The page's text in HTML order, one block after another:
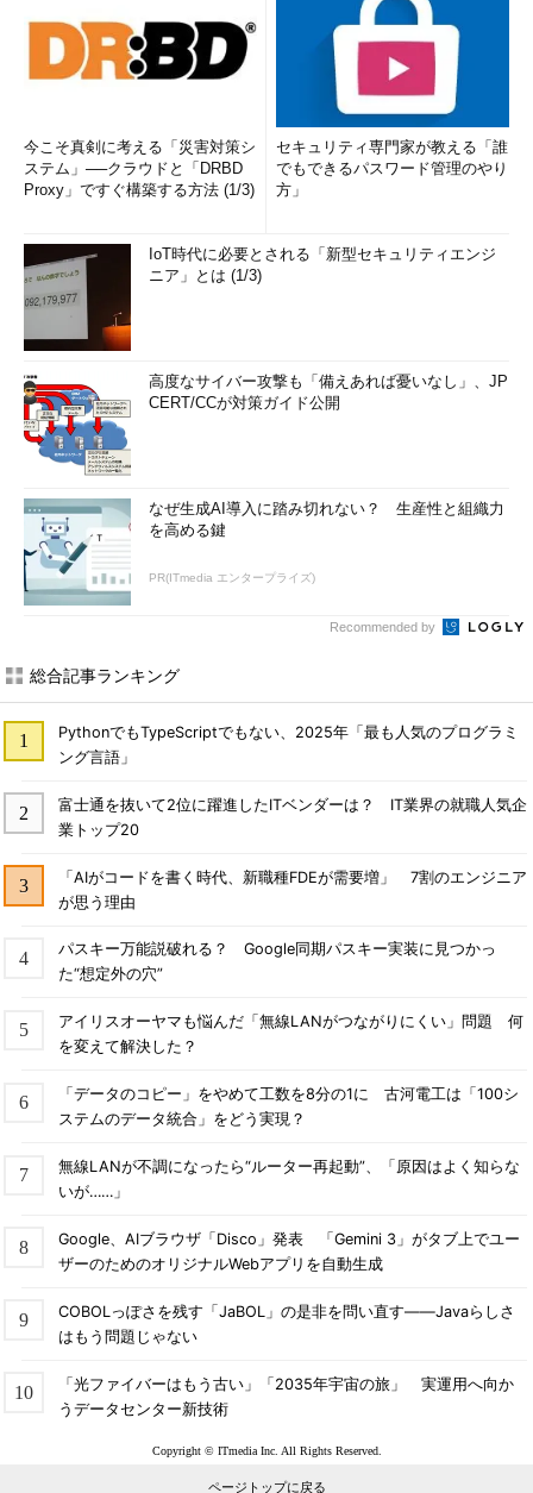
今こそ真剣に考える「災害対策シ
ステム」──クラウドと「DRBD
Proxy」ですぐ構築する方法 (1/3)
セキュリティ専門家が教える「誰
でもできるパスワード管理のやり
方」
IoT時代に必要とされる「新型セキュリティエンジ
ニア」とは (1/3)
高度なサイバー攻撃も「備えあれば憂いなし」、JP
CERT/CCが対策ガイド公開
なぜ生成AI導入に踏み切れない？ 生産性と組織力
を高める鍵
PR(ITmedia エンタープライズ)
Recommended by
総合記事ランキング
PythonでもTypeScriptでもない、2025年「最も人気のプログラミ
ング言語」
富士通を抜いて2位に躍進したITベンダーは？ IT業界の就職人気企
業トップ20
「AIがコードを書く時代、新職種FDEが需要増」 7割のエンジニア
が思う理由
パスキー万能説破れる？ Google同期パスキー実装に見つかっ
た“想定外の穴”
アイリスオーヤマも悩んだ「無線LANがつながりにくい」問題 何
を変えて解決した？
「データのコピー」をやめて工数を8分の1に 古河電工は「100シ
ステムのデータ統合」をどう実現？
無線LANが不調になったら“ルーター再起動”、「原因はよく知らな
いが……」
Google、AIブラウザ「Disco」発表 「Gemini 3」がタブ上でユー
ザーのためのオリジナルWebアプリを自動生成
COBOLっぽさを残す「JaBOL」の是非を問い直す――Javaらしさ
はもう問題じゃない
「光ファイバーはもう古い」「2035年宇宙の旅」 実運用へ向か
うデータセンター新技術
Copyright © ITmedia Inc. All Rights Reserved.
ページトップに戻る